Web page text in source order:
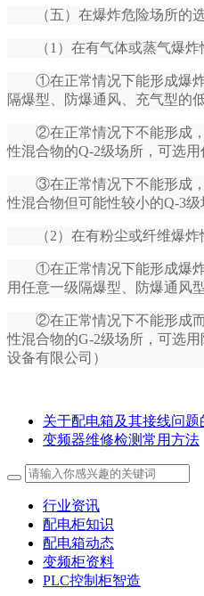
（五）在爆炸危险场所的
（1）在有气体或蒸气爆
①在正常情况下能形成爆
隔爆型、防爆通风、充气型的
②在正常情况下不能形成
性混合物的Q-2级场所，可选用
③在正常情况下不能形成
性混合物但可能性较小的Q-3级
（2）在有粉尘或纤维爆炸
①在正常情况下能形成爆
用任意一级隔爆型、防爆通风
②在正常情况下不能形成
性混合物的G-2级场所，可选
设备有限公司）
关于配电箱及其接线问题
变频器维修检测常用方法
行业资讯
配电柜知识
配电箱动态
变频柜资料
PLC控制柜智造